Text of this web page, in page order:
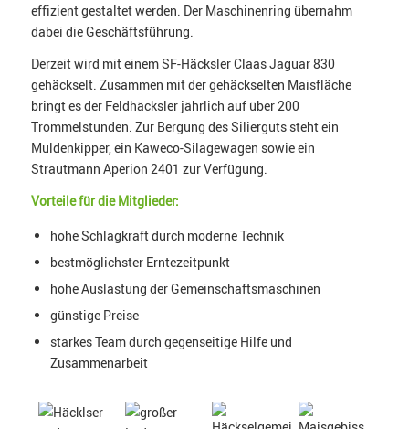
effizient gestaltet werden. Der Maschinenring übernahm
dabei die Geschäftsführung.
Derzeit wird mit einem SF-Häcksler Claas Jaguar 830
gehäckselt. Zusammen mit der gehäckselten Maisfläche
bringt es der Feldhäcksler jährlich auf über 200
Trommelstunden. Zur Bergung des Silierguts steht ein
Muldenkipper, ein Kaweco-Silagewagen sowie ein
Strautmann Aperion 2401 zur Verfügung.
Vorteile für die Mitglieder:
hohe Schlagkraft durch moderne Technik
bestmöglichster Erntezeitpunkt
hohe Auslastung der Gemeinschaftsmaschinen
günstige Preise
starkes Team durch gegenseitige Hilfe und
Zusammenarbeit